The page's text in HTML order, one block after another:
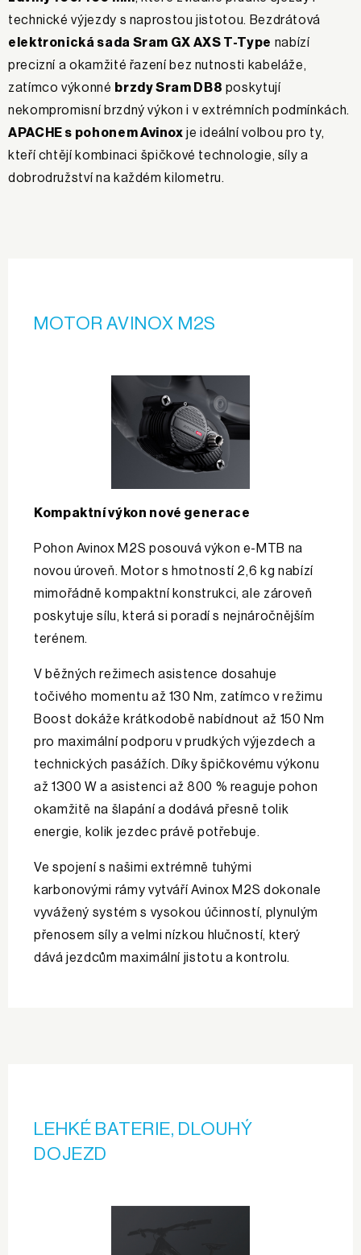
technické výjezdy s naprostou jistotou. Bezdrátová
elektronická sada Sram GX AXS T-Type nabízí
precizní a okamžité řazení bez nutnosti kabeláže,
zatímco výkonné brzdy Sram DB8 poskytují
nekompromisní brzdný výkon i v extrémních podmínkách.
APACHE s pohonem Avinox je ideální volbou pro ty,
kteří chtějí kombinaci špičkové technologie, síly a
dobrodružství na každém kilometru.
MOTOR AVINOX M2S
Kompaktní výkon nové generace
Pohon Avinox M2S posouvá výkon e-MTB na
novou úroveň. Motor s hmotností 2,6 kg nabízí
mimořádně kompaktní konstrukci, ale zároveň
poskytuje sílu, která si poradí s nejnáročnějším
terénem.
V běžných režimech asistence dosahuje
točivého momentu až 130 Nm, zatímco v režimu
Boost dokáže krátkodobě nabídnout až 150 Nm
pro maximální podporu v prudkých výjezdech a
technických pasážích. Díky špičkovému výkonu
až 1300 W a asistenci až 800 % reaguje pohon
okamžitě na šlapání a dodává přesně tolik
energie, kolik jezdec právě potřebuje.
Ve spojení s našimi extrémně tuhými
karbonovými rámy vytváří Avinox M2S dokonale
vyvážený systém s vysokou účinností, plynulým
přenosem síly a velmi nízkou hlučností, který
dává jezdcům maximální jistotu a kontrolu.
LEHKÉ BATERIE, DLOUHÝ
DOJEZD